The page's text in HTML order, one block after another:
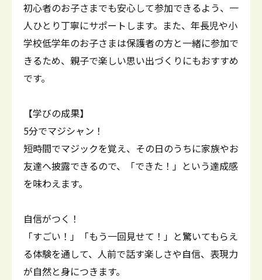
初心者のお子さまでも安心して参加できるよう、一
人ひとり丁寧にサポートします。また、年長児や小
学校低学年のお子さまは保護者の方と一緒に参加で
きるため、親子で楽しい思い出づくりにもおすすめ
です。
【学びの成果】
5分でマジシャン！
短時間でマジックを覚え、その日のうちに家族やお
友達へ披露できるので、「できた！」という達成感
を味わえます。
自信がつく！
「すごい！」「もう一回見せて！」と驚いてもらえ
る体験を通して、人前で話す楽しさや自信、表現力
が自然と身につきます。